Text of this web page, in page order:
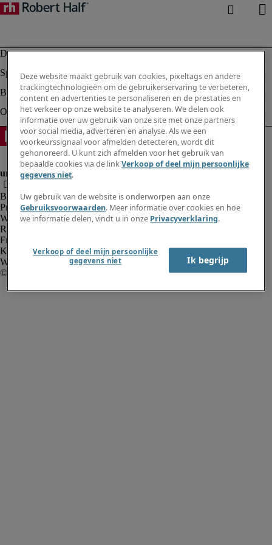
Bedrijfsinformatie
Privacyverklaring
Website en cookies
Rekruteringsvoorwaarden
Fraude alarm
Klokkenluidersregeling
Webmaster feedback
Deze website maakt gebruik van cookies, pixeltags en andere
trackingtechnologieën om de gebruikerservaring te verbeteren,
content en advertenties te personaliseren en de prestaties en
het verkeer op onze website te analyseren. We delen ook
informatie over uw gebruik van onze site met onze partners
voor social media, adverteren en analyse. Als we een
voorkeurssignaal voor afmelden detecteren, wordt dit
gehonoreerd. U kunt zich afmelden voor het gebruik van
bepaalde cookies via de linkVerkoop of deel mijn persoonlijke
gegevens niet.
Uw gebruik van de website is onderworpen aan onze
Gebruiksvoorwaarden. Meer informatie over cookies en hoe
we informatie delen, vindt u in onze Privacyverklaring.
Verkoop of deel mijn persoonlijke
gegevens niet
Ik begrijp